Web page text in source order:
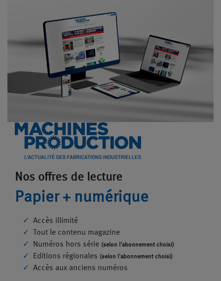
Nos offres de lecture
Papier + numérique
Accès illimité
Tout le contenu magazine
Numéros hors série (selon l'abonnement choisi)
Editions régionales (selon l'abonnement choisi)
Accès aux anciens numéros